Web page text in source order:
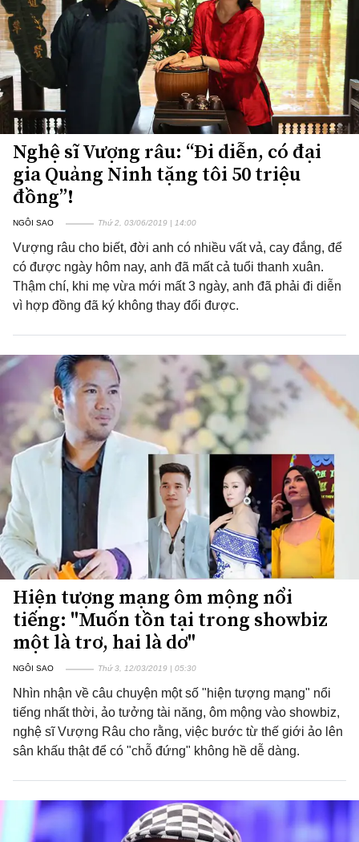
Nghệ sĩ Vượng râu: “Đi diễn, có đại
gia Quảng Ninh tặng tôi 50 triệu
đồng”!
NGÔI SAO Thứ 2, 03/06/2019 | 14:00
Vượng râu cho biết, đời anh có nhiều vất vả, cay đắng, để
có được ngày hôm nay, anh đã mất cả tuổi thanh xuân.
Thậm chí, khi mẹ vừa mới mất 3 ngày, anh đã phải đi diễn
vì hợp đồng đã ký không thay đổi được.
Hiện tượng mạng ôm mộng nổi
tiếng: "Muốn tồn tại trong showbiz
một là trơ, hai là dơ"
NGÔI SAO Thứ 3, 12/03/2019 | 05:30
Nhìn nhận về câu chuyện một số "hiện tượng mạng" nổi
tiếng nhất thời, ảo tưởng tài năng, ôm mộng vào showbiz,
nghệ sĩ Vượng Râu cho rằng, việc bước từ thế giới ảo lên
sân khấu thật để có "chỗ đứng" không hề dễ dàng.